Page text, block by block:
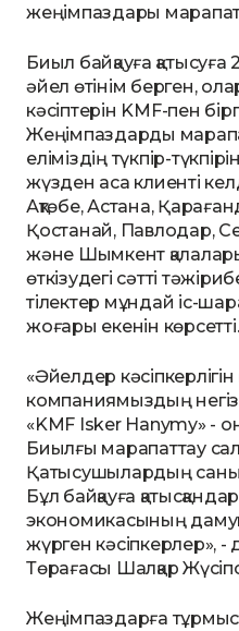
жеңімпаздары
Биыл байқауға
әйел өтінім берген,
кәсіптерін KMF-пен
Жеңімпаздарды
еліміздің түкпір-
жүзден аса клиенті
Ақтөбе, Астана,
Қостанай, Павлодар,
және Шымкент
өткізудегі сәтті
тілектер мұндай іс-
жоғары екенін көрсетті.
«Әйелдер кәсіпкерлігін
компаниямыздың
«KMF Isker Hanymy» -
Биылғы марапаттау
Қатысушылардың саны
Бұл байқауға
экономикасының
жүрген кәсіпкерлер», -
Төрағасы Шалқар
Жеңімпаздарға